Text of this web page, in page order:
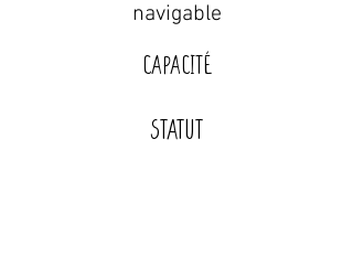
navigable
Capacité
STATUT